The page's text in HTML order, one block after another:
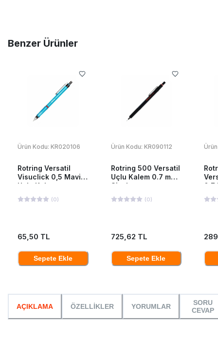
Benzer Ürünler
Ürün Kodu: KR020106
Rotring Versatil
Visuclick 0,5 Mavi
Uçlu Kalem
(0)
65,50 TL
Sepete Ekle
Ürün Kodu: KR090112
Rotring 500 Versatil
Uçlu Kalem 0.7 mm
Siyah
(0)
725,62 TL
Sepete Ekle
0.7
AÇIKLAMA ÖZELLİKLER YORUMLAR
SORU
CEVAP